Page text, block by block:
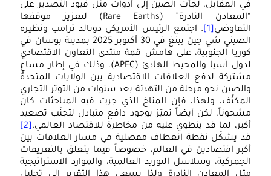
في المقابل، لجأت الصين إلى أدوات مثل قيود التصدير على
“المعادن النادرة” (Rare Earths) لتعزيز موقفها
التفاوضي[1]
. اجتمع الرئيس الأمريكي دونالد ترامب ونظيره
الصيني شي جين بينغ في 30 أكتوبر 2025 بمدينة بوسان في
كوريا الجنوبية، على هامش قمة منتدى التعاون الاقتصادي
لدول آسيا والمحيط الهادئ (APEC)، وذلك في إطار مساعٍ
مشتركة لدفع العلاقات الاقتصادية بين الولايات المتحدة
والصين نحو مرحلة من التهدئة بعد سنوات من التوتر التجاري
المكثّف، ولهذا، فإن المناخ الذي جرت فيه المباحثات كان
مشحوناً، لكن أيضاً تميّز بوجود دافع متبادل لتجنّب تصعيد
أكبر، لما قد ينطوي عليه من مخاطرة للاقتصاد العالمي.[2]
قد يشكّل نقطة انعطاف مفصلية في مسار العلاقات بين
أكبر اقتصادين في العالم، خصوصاً فيما يتعلق بالتعريفات
الجمركية، وسلاسل التوريد العالمية، والموارد الاستراتيجية